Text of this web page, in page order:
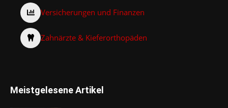
Versicherungen und Finanzen
Zahnärzte & Kieferorthopäden
Meistgelesene Artikel